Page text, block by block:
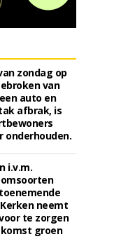
zondag op
van
auto en
afbrak, is
onderhouden.
i.v.m.
neemt
te zorgen
groen